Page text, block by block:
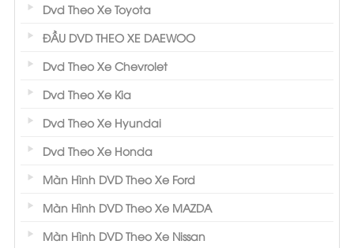
Dvd Theo Xe Toyota
ĐẦU DVD THEO XE DAEWOO
Dvd Theo Xe Chevrolet
Dvd Theo Xe Kia
Dvd Theo Xe Hyundai
Dvd Theo Xe Honda
Màn Hình DVD Theo Xe Ford
Màn Hình DVD Theo Xe MAZDA
Màn Hình DVD Theo Xe Nissan